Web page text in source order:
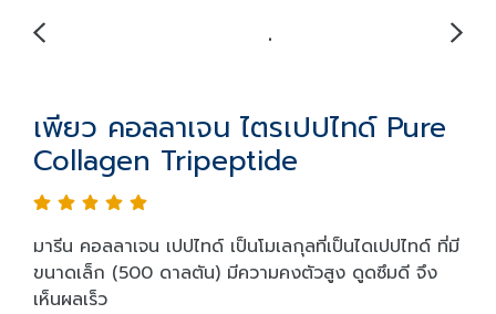
เพียว คอลลาเจน ไตรเปปไทด์ Pure
Collagen Tripeptide
มารีน คอลลาเจน เปปไทด์ เป็นโมเลกุลที่เป็นไดเปปไทด์ ที่มี
ขนาดเล็ก (500 ดาลตัน) มีความคงตัวสูง ดูดซึมดี จึง
เห็นผลเร็ว